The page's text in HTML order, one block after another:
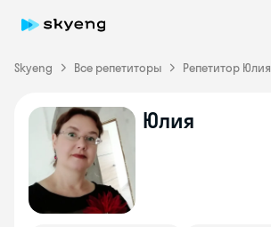
Skyeng Все репетиторы Репетитор Юлия
Юлия
Skyeng Chat
online